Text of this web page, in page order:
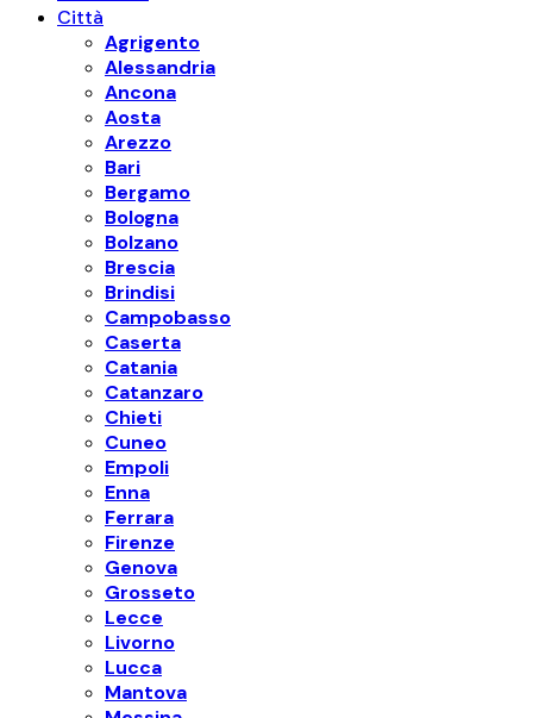
Città
Agrigento
Alessandria
Ancona
Aosta
Arezzo
Bari
Bergamo
Bologna
Bolzano
Brescia
Brindisi
Campobasso
Caserta
Catania
Catanzaro
Chieti
Cuneo
Empoli
Enna
Ferrara
Firenze
Genova
Grosseto
Lecce
Livorno
Lucca
Mantova